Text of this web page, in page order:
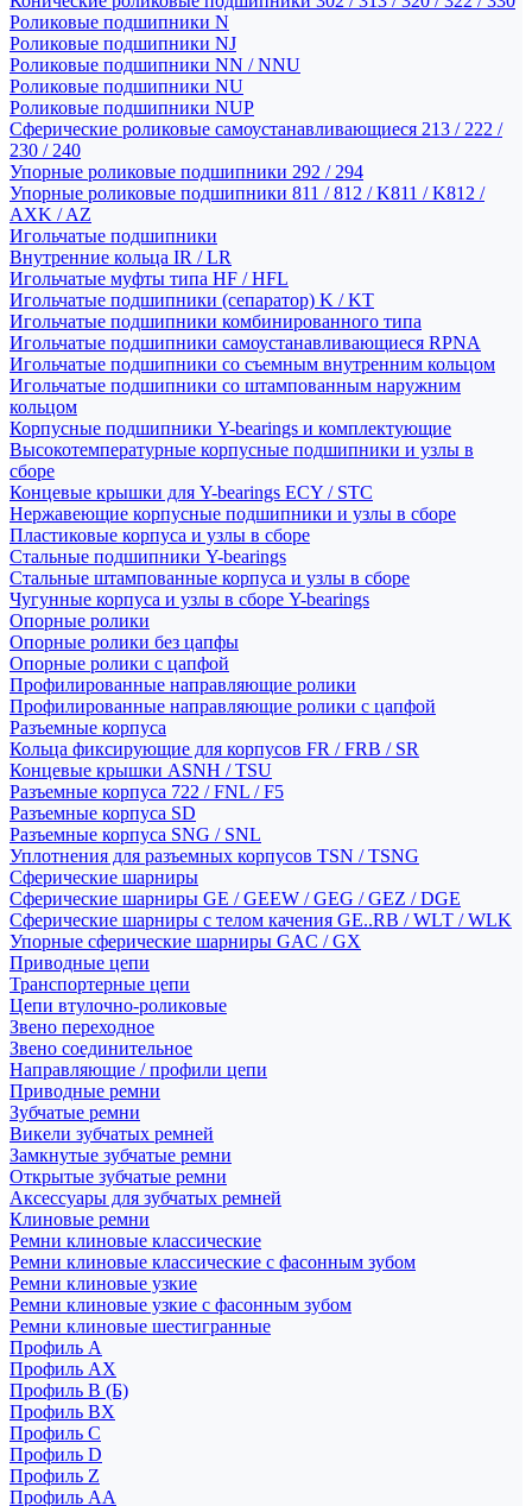
Роликовые подшипники N
Роликовые подшипники NJ
Роликовые подшипники NN / NNU
Роликовые подшипники NU
Роликовые подшипники NUP
Сферические роликовые самоустанавливающиеся 213 / 222 /
230 / 240
Упорные роликовые подшипники 292 / 294
Упорные роликовые подшипники 811 / 812 / K811 / K812 /
AXK / AZ
Игольчатые подшипники
Внутренние кольца IR / LR
Игольчатые муфты типа HF / HFL
Игольчатые подшипники (сепаратор) K / KT
Игольчатые подшипники комбинированного типа
Игольчатые подшипники самоустанавливающиеся RPNA
Игольчатые подшипники со съемным внутренним кольцом
Игольчатые подшипники со штампованным наружним
кольцом
Корпусные подшипники Y-bearings и комплектующие
Высокотемпературные корпусные подшипники и узлы в
сборе
Концевые крышки для Y-bearings ECY / STC
Нержавеющие корпусные подшипники и узлы в сборе
Пластиковые корпуса и узлы в сборе
Стальные подшипники Y-bearings
Стальные штампованные корпуса и узлы в сборе
Чугунные корпуса и узлы в сборе Y-bearings
Опорные ролики
Опорные ролики без цапфы
Опорные ролики с цапфой
Профилированные направляющие ролики
Профилированные направляющие ролики с цапфой
Разъемные корпуса
Кольца фиксирующие для корпусов FR / FRB / SR
Концевые крышки ASNH / TSU
Разъемные корпуса 722 / FNL / F5
Разъемные корпуса SD
Разъемные корпуса SNG / SNL
Уплотнения для разъемных корпусов TSN / TSNG
Сферические шарниры
Сферические шарниры GE / GEEW / GEG / GEZ / DGE
Сферические шарниры с телом качения GE..RB / WLT / WLK
Упорные сферические шарниры GAC / GX
Приводные цепи
Транспортерные цепи
Цепи втулочно-роликовые
Звено переходное
Звено соединительное
Направляющие / профили цепи
Приводные ремни
Зубчатые ремни
Викели зубчатых ремней
Замкнутые зубчатые ремни
Открытые зубчатые ремни
Аксессуары для зубчатых ремней
Клиновые ремни
Ремни клиновые классические
Ремни клиновые классические с фасонным зубом
Ремни клиновые узкие
Ремни клиновые узкие с фасонным зубом
Ремни клиновые шестигранные
Профиль A
Профиль AX
Профиль B (Б)
Профиль BX
Профиль C
Профиль D
Профиль Z
Профиль АА